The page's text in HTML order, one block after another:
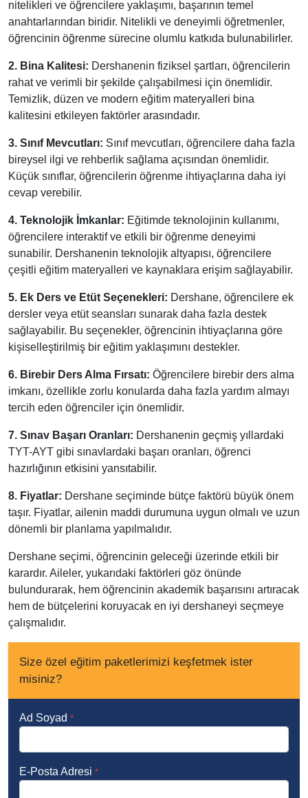
nitelikleri ve öğrencilere yaklaşımı, başarının temel
anahtarlarından biridir. Nitelikli ve deneyimli öğretmenler,
öğrencinin öğrenme sürecine olumlu katkıda bulunabilirler.
2. Bina Kalitesi: Dershanenin fiziksel şartları, öğrencilerin
rahat ve verimli bir şekilde çalışabilmesi için önemlidir.
Temizlik, düzen ve modern eğitim materyalleri bina
kalitesini etkileyen faktörler arasındadır.
3. Sınıf Mevcutları: Sınıf mevcutları, öğrencilere daha fazla
bireysel ilgi ve rehberlik sağlama açısından önemlidir.
Küçük sınıflar, öğrencilerin öğrenme ihtiyaçlarına daha iyi
cevap verebilir.
4. Teknolojik İmkanlar: Eğitimde teknolojinin kullanımı,
öğrencilere interaktif ve etkili bir öğrenme deneyimi
sunabilir. Dershanenin teknolojik altyapısı, öğrencilere
çeşitli eğitim materyalleri ve kaynaklara erişim sağlayabilir.
5. Ek Ders ve Etüt Seçenekleri: Dershane, öğrencilere ek
dersler veya etüt seansları sunarak daha fazla destek
sağlayabilir. Bu seçenekler, öğrencinin ihtiyaçlarına göre
kişiselleştirilmiş bir eğitim yaklaşımını destekler.
6. Birebir Ders Alma Fırsatı: Öğrencilere birebir ders alma
imkanı, özellikle zorlu konularda daha fazla yardım almayı
tercih eden öğrenciler için önemlidir.
7. Sınav Başarı Oranları: Dershanenin geçmiş yıllardaki
TYT-AYT gibi sınavlardaki başarı oranları, öğrenci
hazırlığının etkisini yansıtabilir.
8. Fiyatlar: Dershane seçiminde bütçe faktörü büyük önem
taşır. Fiyatlar, ailenin maddi durumuna uygun olmalı ve uzun
dönemli bir planlama yapılmalıdır.
Dershane seçimi, öğrencinin geleceği üzerinde etkili bir
karardır. Aileler, yukarıdaki faktörleri göz önünde
bulundurarak, hem öğrencinin akademik başarısını artıracak
hem de bütçelerini koruyacak en iyi dershaneyi seçmeye
çalışmalıdır.
Size özel eğitim paketlerimizi keşfetmek ister
misiniz?
Ad Soyad *
E-Posta Adresi *